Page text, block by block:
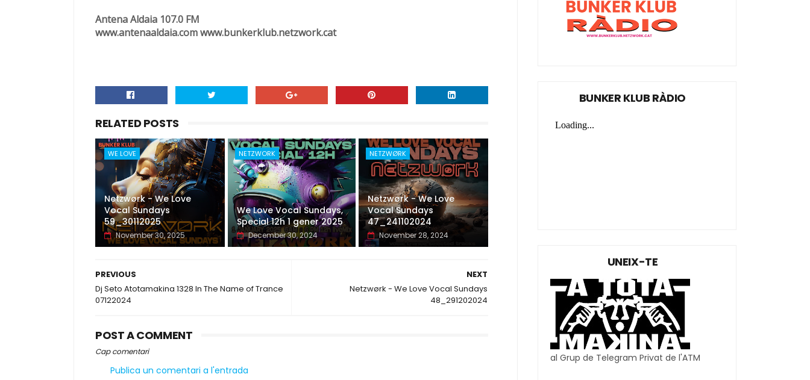
Antena Aldaia 107.0 FM
www.antenaaldaia.com www.bunkerklub.netzwork.cat
RELATED POSTS
WE LOVE
Netzwørk - We Love
Vocal Sundays
59_30112025
November 30, 2025
NETZWORK
We Love Vocal Sundays,
Special 12h 1 gener 2025
December 30, 2024
NETZWØRK
Netzwørk - We Love
Vocal Sundays
47_241102024
November 28, 2024
NEXT
Netzwørk - We Love Vocal Sundays
48_291202024
PREVIOUS
Dj Seto Atotamakina 1328 In The Name of Trance
07122024
POST A COMMENT
Cap comentari
Publica un comentari a l'entrada
BUNKER KLUB RÀDIO
UNEIX-TE
al Grup de Telegram Privat de l'ATM